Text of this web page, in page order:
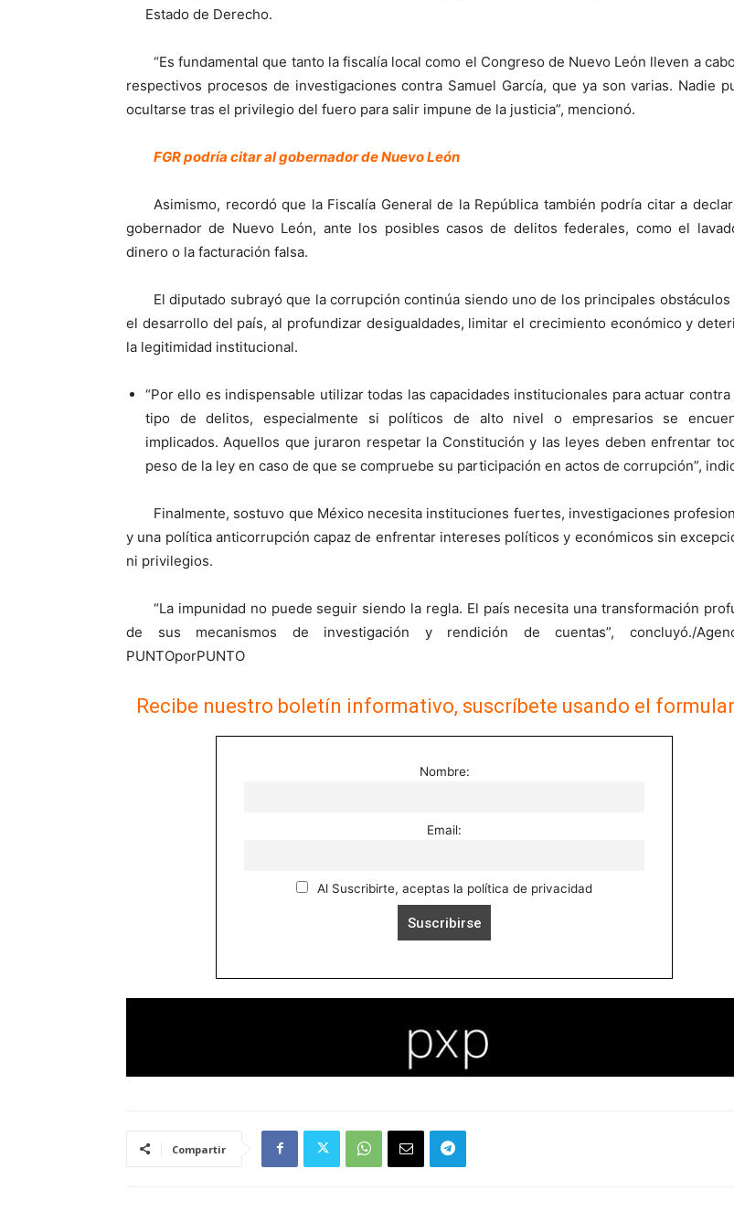
Estado de Derecho.
“Es fundamental que tanto la fiscalía local como el Congreso de Nuevo León lleven a
respectivos procesos de investigaciones contra Samuel García, que ya son varias. Nadie
ocultarse tras el privilegio del fuero para salir impune de la justicia”, mencionó.
FGR podría citar al gobernador de Nuevo León
Asimismo, recordó que la Fiscalía General de la República también podría citar a
gobernador de Nuevo León, ante los posibles casos de delitos federales, como el
dinero o la facturación falsa.
El diputado subrayó que la corrupción continúa siendo uno de los principales obstáculos
el desarrollo del país, al profundizar desigualdades, limitar el crecimiento económico y
la legitimidad institucional.
“Por ello es indispensable utilizar todas las capacidades institucionales para actuar contra
tipo de delitos, especialmente si políticos de alto nivel o empresarios se
implicados. Aquellos que juraron respetar la Constitución y las leyes deben enfrentar
peso de la ley en caso de que se compruebe su participación en actos de corrupción”,
Finalmente, sostuvo que México necesita instituciones fuertes, investigaciones
y una política anticorrupción capaz de enfrentar intereses políticos y económicos sin
ni privilegios.
“La impunidad no puede seguir siendo la regla. El país necesita una transformación
de sus mecanismos de investigación y rendición de cuentas”, concluyó./
PUNTOporPUNTO
Recibe nuestro boletín informativo, suscríbete usando el
Nombre:
Email:
Al Suscribirte, aceptas la política de privacidad
Compartir